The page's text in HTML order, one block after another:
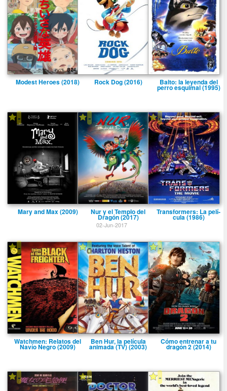
Modest Heroes (2018) Rock Dog (2016) Balto: la leyenda del
perro esquimal (1995)
-
Mary and Max (2009)
-
Nur y el Templo del
Dragón (2017)
02-Jun-2017
-
Transformers: La pelí­
cula (1986)
-
Watchmen: Relatos del
Naví­o Negro (2009)
-
Ben Hur, la pelí­cula
animada (TV) (2003)
-
Cómo entrenar a tu
dragón 2 (2014)
- - -